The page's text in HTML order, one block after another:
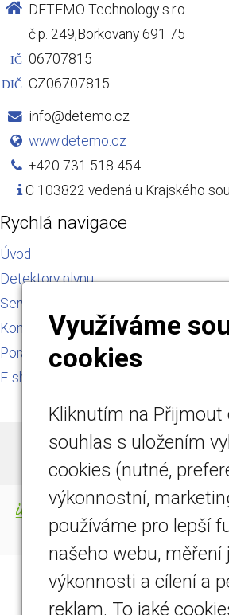
DETEMO Technology s.r.o.
č.p. 249,Borkovany 691 75
IČ 06707815
DIČ CZ06707815
info@detemo.cz
www.detemo.cz
+420 731 518 454
C 103822 vedená u Krajského
Rychlá navigace
Úvod
Detektory plynu
Servis a kalibrace
Kontakt
Poradna
E-shop
© 2026 DETEMO Technology
webové stránky
u jediného 5★
Využíváme
cookies
Kliknutím na Přijmout
souhlas s uložením
cookies (nutné,
výkonnostní,
používáme pro lepší
našeho webu, měření
výkonnosti a cílení a
reklam. To jaké